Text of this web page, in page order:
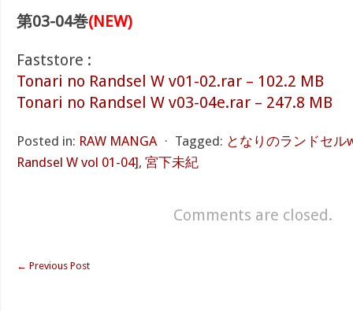
第03-04巻(NEW)
Faststore :
Tonari no Randsel W v01-02.rar – 102.2 MB
Tonari no Randsel W v03-04e.rar – 247.8 MB
Posted in: RAW MANGA ⋅ Tagged: となりのランドセル
Randsel W vol 01-04], 宮下未紀
Comments are closed.
← Previous Post